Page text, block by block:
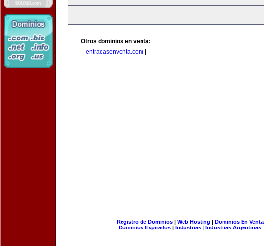
Otros dominios en venta:
entradasenventa.com|
Registro de Dominios| Web Hosting | Dominios En Venta
Dominios Expirados | Industrias | Industrias Argentinas